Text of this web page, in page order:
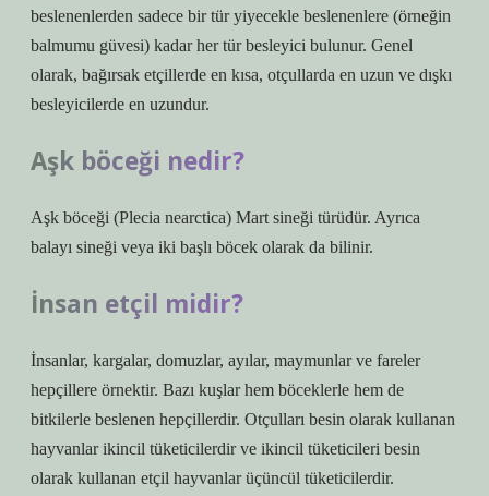
beslenenlerden sadece bir tür yiyecekle beslenenlere (örneğin
balmumu güvesi) kadar her tür besleyici bulunur. Genel
olarak, bağırsak etçillerde en kısa, otçullarda en uzun ve dışkı
besleyicilerde en uzundur.
Aşk böceği nedir?
Aşk böceği (Plecia nearctica) Mart sineği türüdür. Ayrıca
balayı sineği veya iki başlı böcek olarak da bilinir.
İnsan etçil midir?
İnsanlar, kargalar, domuzlar, ayılar, maymunlar ve fareler
hepçillere örnektir. Bazı kuşlar hem böceklerle hem de
bitkilerle beslenen hepçillerdir. Otçulları besin olarak kullanan
hayvanlar ikincil tüketicilerdir ve ikincil tüketicileri besin
olarak kullanan etçil hayvanlar üçüncül tüketicilerdir.